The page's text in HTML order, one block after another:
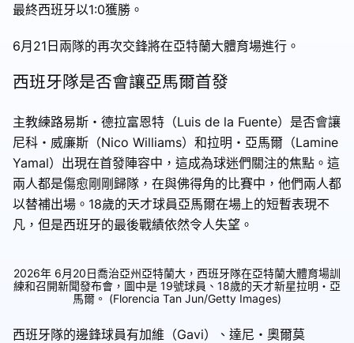
最終西班牙以1:0獲勝。
6月21日兩隊的再次交鋒將在亞特蘭大體育場進行。
西班牙隊是否會讓亞馬爾首發
主教練路易斯・德拉富恩特（Luis de la Fuente）是否會讓
尼科・威廉斯（Nico Williams）和拉明・亞馬爾（Lamine
Yamal）出現在首發陣容中，這成為球迷們關注的焦點。這
兩人都是傷愈剛剛歸隊，在與佛得角的比賽中，他們兩人都
以替補出場。18歲的天才球員亞馬爾在場上的短暫表現不
凡，但是西班牙的最後戰績依然令人失望。
2026年 6月20日喬治亞州亞特蘭大，西班牙隊在亞特蘭大體育場訓
練和召開新聞發布會，圖中是 19號球員、18歲的天才新星拉明・亞
馬爾。 (Florencia Tan Jun/Getty Images)
西班牙隊的邊鋒球員有加維（Gavi）、達尼・奧爾莫